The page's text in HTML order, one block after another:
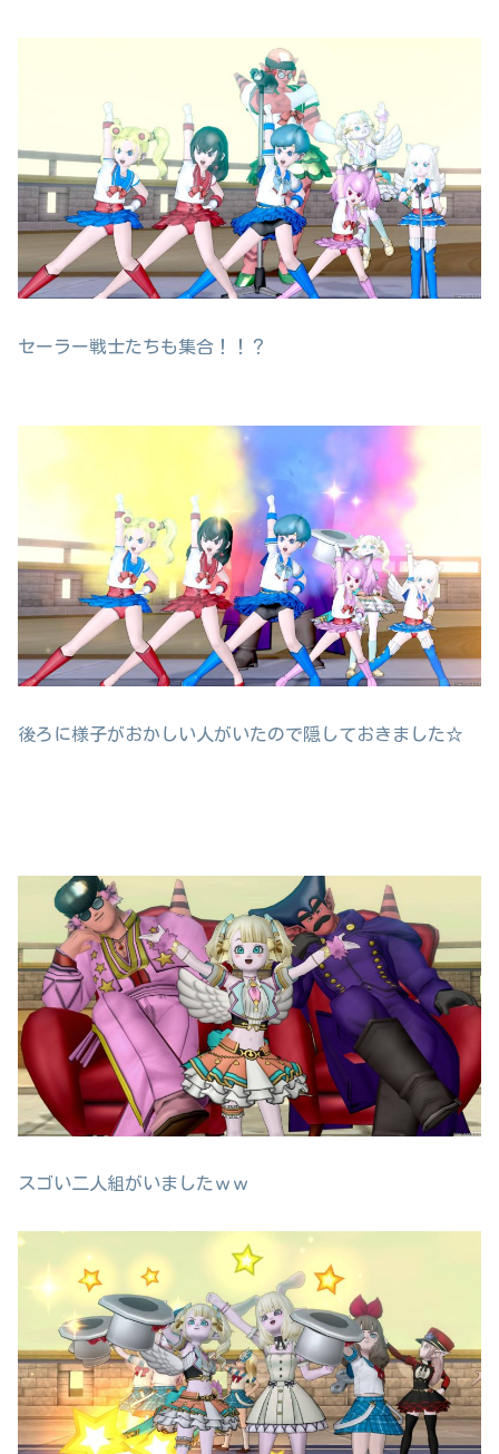
セーラー戦士たちも集合！！？
後ろに様子がおかしい人がいたので隠しておきました☆
スゴい二人組がいましたｗｗ